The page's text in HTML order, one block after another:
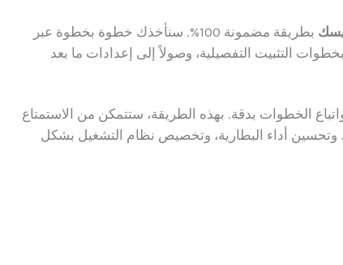
بطريقة مضمونة 100%. سنأخذك خطوة بخطوة عبر
التثبيت التفصيلية، وصولاً إلى إعدادات ما بعد
واتباع الخطوات بدقة. بهذه الطريقة، ستتمكن من الاستمتاع
وتحسين أداء البطارية، وتخصيص نظام التشغيل بشكل